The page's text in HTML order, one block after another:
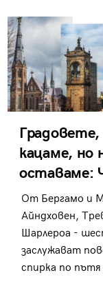
кацаме, но
оставаме:
От Бергамо и
Айндховен,
Шарлероа -
заслужават
спирка по пътя